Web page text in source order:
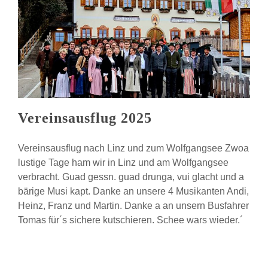
Vereinsausflug 2025
Vereinsausflug nach Linz und zum Wolfgangsee Zwoa
lustige Tage ham wir in Linz und am Wolfgangsee
verbracht. Guad gessn. guad drunga, vui glacht und a
bärige Musi kapt. Danke an unsere 4 Musikanten Andi,
Heinz, Franz und Martin. Danke a an unsern Busfahrer
Tomas für´s sichere kutschieren. Schee wars wieder.´